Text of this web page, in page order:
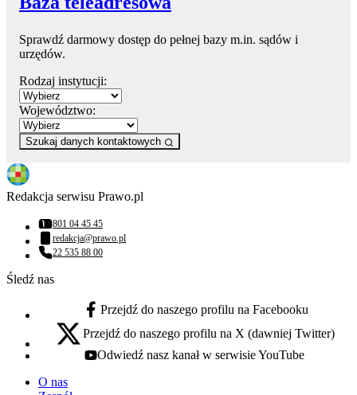
Sprawdź darmowy dostęp do pełnej bazy m.in. sądów i
urzędów.
Rodzaj instytucji:
Województwo:
Szukaj danych kontaktowych
Redakcja serwisu Prawo.pl
Numer telefonu:
801 04 45 45
Adres email:
redakcja@prawo.pl
Numer telefonu:
22 535 88 00
Śledź nas
facebook - otwiera się w nowej karcie
Przejdź do naszego profilu na Facebooku
x - otwiera się w nowej karcie
Przejdź do naszego profilu na X (dawniej Twitter)
youtube - otwiera się w nowej karcie
Odwiedź nasz kanał w serwisie YouTube
O nas